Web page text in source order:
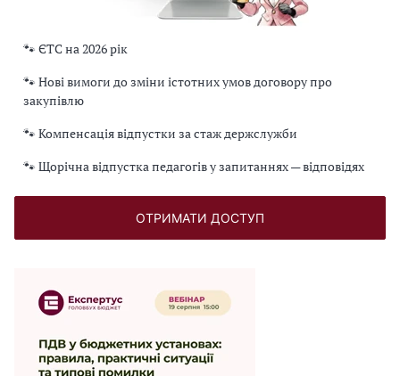
🐾 ЄТС на 2026 рік
🐾 Нові вимоги до зміни істотних умов договору про
закупівлю
🐾 Компенсація відпустки за стаж держслужби
🐾 Щорічна відпустка педагогів у запитаннях — відповідях
ОТРИМАТИ ДОСТУП